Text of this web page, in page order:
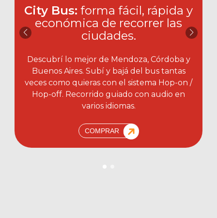
City Bus: forma fácil, rápida y
económica de recorrer las
ciudades.​
Descubrí lo mejor de Mendoza, Córdoba y
Buenos Aires. Subí y bajá del bus tantas
veces como quieras con el sistema Hop-on /
Hop-off. Recorrido guiado con audio en
varios idiomas.
COMPRAR